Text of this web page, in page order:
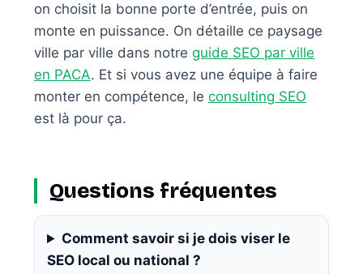
on choisit la bonne porte d’entrée, puis on
monte en puissance. On détaille ce paysage
ville par ville dans notre guide SEO par ville
en PACA. Et si vous avez une équipe à faire
monter en compétence, le consulting SEO
est là pour ça.
Questions fréquentes
Comment savoir si je dois viser le
SEO local ou national ?